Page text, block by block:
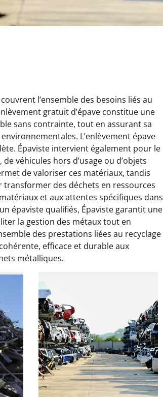
l’ensemble des besoins liés au
gratuit d’épave constitue une
sans contrainte, tout en assurant sa
L’enlèvement épave
Épaviste intervient également pour le
véhicules hors d’usage ou d’objets
de valoriser ces matériaux, tandis
des déchets en ressources
et aux attentes spécifiques dans
épaviste qualifiés, Épaviste garantit une
la gestion des métaux tout en
des prestations liées au recyclage
efficace et durable aux
métalliques.
Aurélie Bonnet
21 juin 2024
Le service de terrassement
jardin à Var était
exceptionnel. L'équipe a
travaillé de manière efficace
et professionnelle, laissant
notre jardin impeccable et